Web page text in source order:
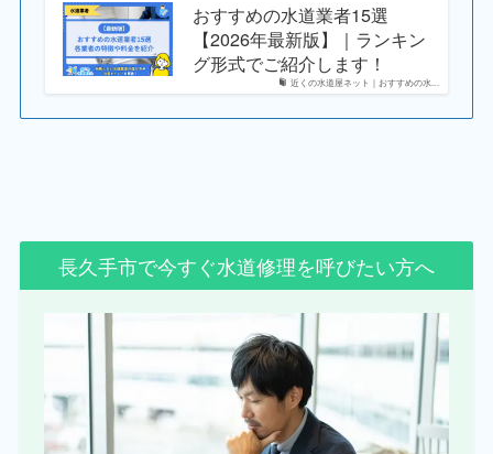
近くの水道屋ネット｜おすすめの水...
おすすめの水道業者15選
【2026年最新版】｜ランキン
グ形式でご紹介します！
長久手市で今すぐ水道修理を呼びたい方へ